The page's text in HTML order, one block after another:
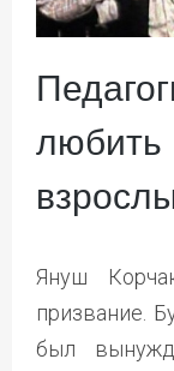
Януш
призвание.
был